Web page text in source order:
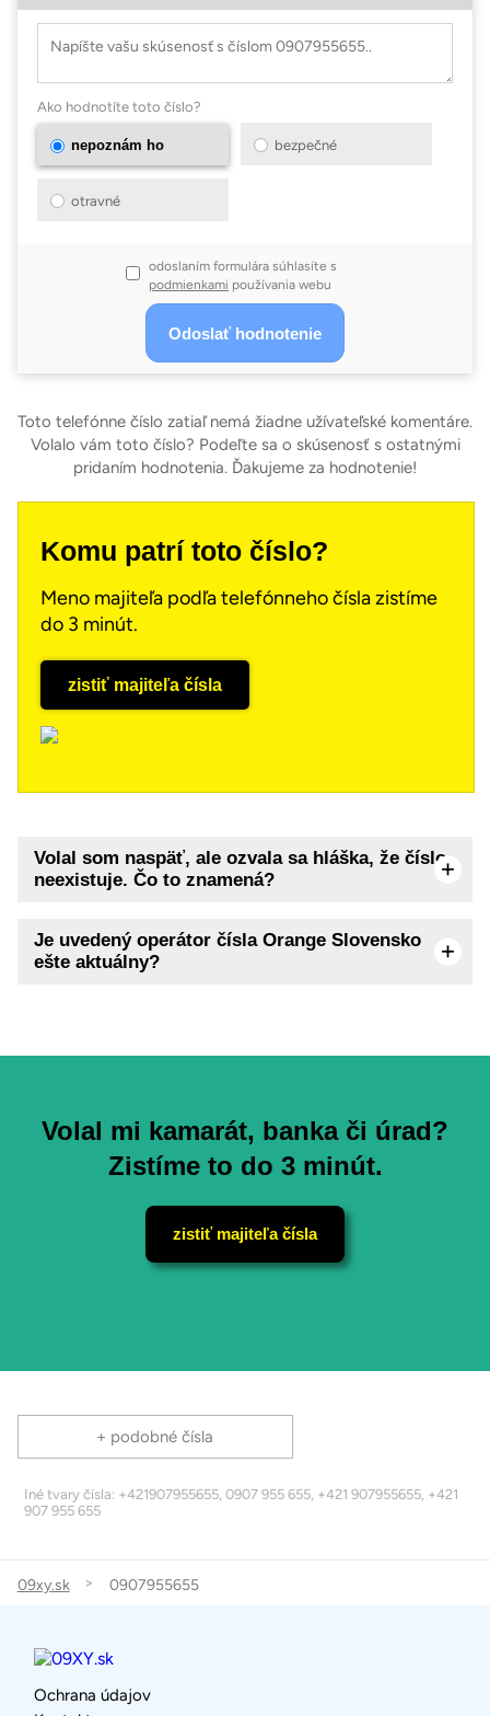
Ako hodnotíte toto číslo?
nepoznám ho bezpečné
otravné
odoslaním formulára súhlasíte s
podmienkami používania webu
Toto telefónne číslo zatiaľ nemá žiadne užívateľské komentáre.
Volalo vám toto číslo? Podeľte sa o skúsenosť s ostatnými
pridaním hodnotenia. Ďakujeme za hodnotenie!
Komu patrí toto číslo?
Meno majiteľa podľa telefónneho čísla zistíme
do 3 minút.
zistiť majiteľa čísla
Volal som naspäť, ale ozvala sa hláška, že číslo
neexistuje. Čo to znamená?
Je uvedený operátor čísla Orange Slovensko
ešte aktuálny?
Volal mi kamarát, banka či úrad?
Zistíme to do 3 minút.
zistiť majiteľa čísla
+ podobné čísla
Iné tvary čísla: +421907955655, 0907 955 655, +421 907955655, +421
907 955 655
09xy.sk 0907955655
Ochrana údajov